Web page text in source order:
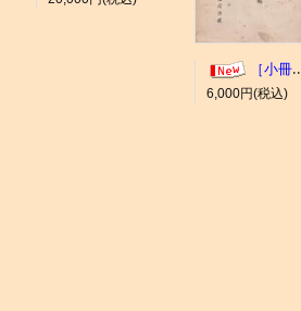
［小冊子］大井競馬場 概要
6,000円(税込)